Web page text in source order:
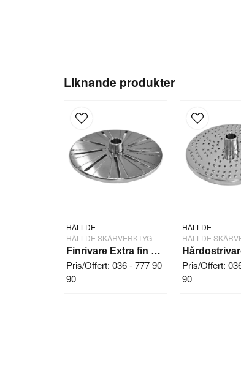
Liknande produkter
HÄLLDE
HÄLLDE SKÄRVERKTYG
Finrivare Extra fin Hällde RG-300i/350/400
Pris/Offert: 036 - 777 90
90
HÄLLDE
HÄLLDE
Pris/Offert:
90